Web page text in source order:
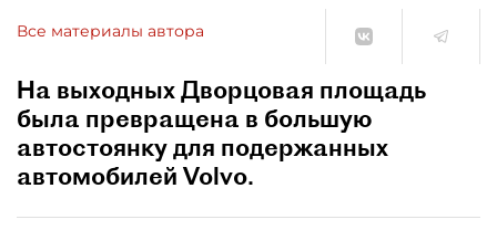
Все материалы автора
На выходных Дворцовая площадь
была превращена в большую
автостоянку для подержанных
автомобилей Volvo.